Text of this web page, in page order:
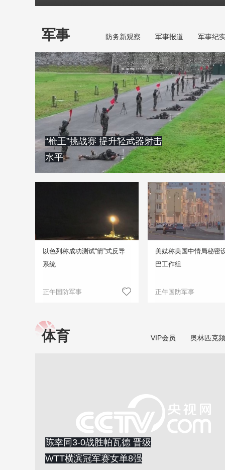
军事 防务新观察 军事报道 军事纪
“枪王”挑战赛 提升轻武器射击
水平
以色列称成功测试“箭”式反导
系统
正午国防军事
美媒称美国中情局秘密
巴工作组
正午国防军事
体育 VIP会员 奥林匹克
陈幸同3-0战胜帕瓦德 晋级
WTT横滨冠军赛女单8强